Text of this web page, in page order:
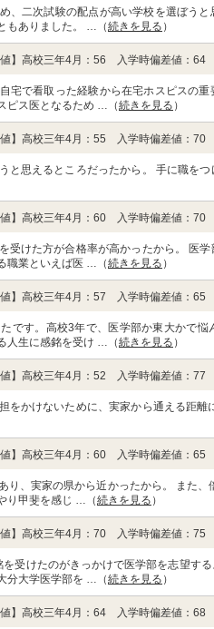
、二次試験の配点が高い学校を選ぼう
もありました。 …（続きを見る ）
値】高校三年4月：56 入学時偏差値：64
宅で看取った経験から在宅ホスピスの
ピス医となるため …（続きを見る ）
値】高校三年4月：55 入学時偏差値：70
と思えるところだったから。 手に職を
値】高校三年4月：60 入学時偏差値：70
受けた方が合格率が高かったから。 医
職業といえば医 …（続きを見る ）
値】高校三年4月：57 入学時偏差値：65
です。高校3年で、医学部か東大かで
人生に感銘を受け …（続きを見る ）
値】高校三年4月：52 入学時偏差値：77
をかけないために、実家から通える距
値】高校三年4月：60 入学時偏差値：65
り、実家の県から近かったから。 また
り甲斐を感じ …（続きを見る ）
値】高校三年4月：70 入学時偏差値：75
受けたのがきっかけで医学部を志望す
分大学医学部を …（続きを見る ）
値】高校三年4月：64 入学時偏差値：68